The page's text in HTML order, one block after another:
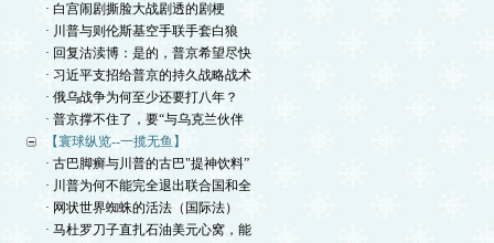
· 白宫闹剧撕脸大战剧透的剧梗
· 川普与则伦斯基空手联手套白狼
· 回复沽渎博：是的，普京希望尽快
· 习近平支招给普京的持久战略战术
· 俄乌战争为何至少还要打八年？
· 普京撑不住了，要“与乌克兰伙伴
【寰球纵览--一揽无鱼】
· 古巴脚癣与川普的古巴"提神饮料”
· 川普为何不能完全退出联合国和全
· 网状世界蜘蛛的活法（国际法）
· 马杜罗刀子直扎石油美元心窝，能